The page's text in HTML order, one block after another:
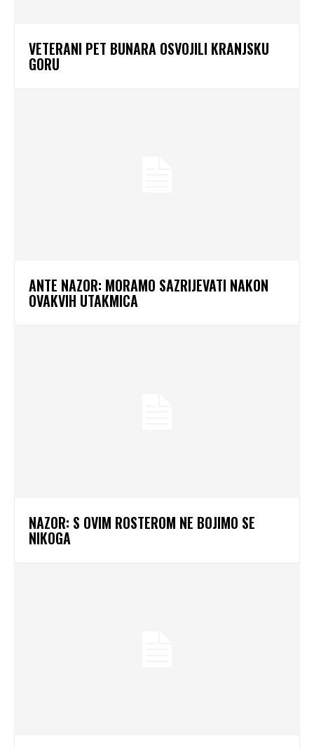
VETERANI PET BUNARA OSVOJILI KRANJSKU
GORU
ANTE NAZOR: MORAMO SAZRIJEVATI NAKON
OVAKVIH UTAKMICA
NAZOR: S OVIM ROSTEROM NE BOJIMO SE
NIKOGA